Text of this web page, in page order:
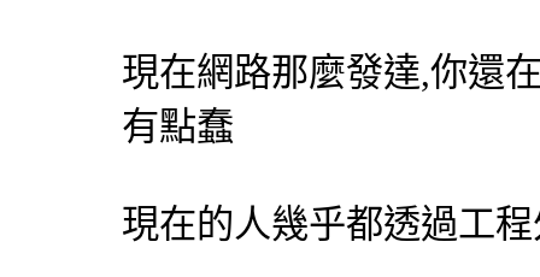
現在網路那麼發達,你還
有點蠢
現在的人幾乎都透過工程